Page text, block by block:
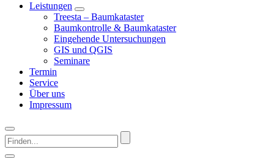
Leistungen
Treesta – Baumkataster
Baumkontrolle & Baumkataster
Eingehende Untersuchungen
GIS und QGIS
Seminare
Termin
Service
Über uns
Impressum
Finden...